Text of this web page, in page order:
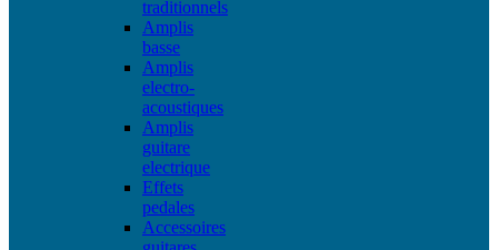
traditionnels
Amplis
basse
Amplis
electro-
acoustiques
Amplis
guitare
electrique
Effets
pedales
Accessoires